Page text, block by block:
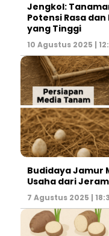
Jengkol:
Potensi Rasa
yang Tinggi
10 Agustus 2025 |
Budidaya Jamur
Usaha dari
7 Agustus 2025 |